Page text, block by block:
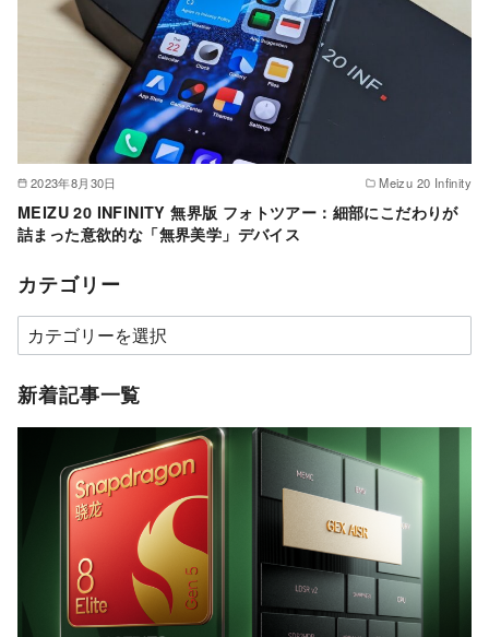
2023年8月30日 Meizu 20 Infinity
MEIZU 20 INFINITY 無界版 フォトツアー：細部にこだわりが
詰まった意欲的な「無界美学」デバイス
カテゴリー
カ
テ
ゴ
新着記事一覧